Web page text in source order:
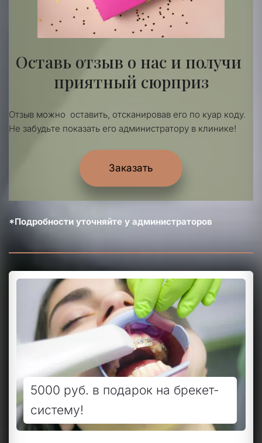
Оставь отзыв о нас и получи
приятный сюрприз
Отзыв можно  оставить, отсканировав его по куар коду.
Не забудьте показать его администратору в клинике!
Заказать
*Подробности уточняйте у администраторов
5000 руб. в подарок на брекет-
систему!